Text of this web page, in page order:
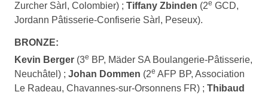
Zurcher Sàrl, Colombier) ; Tiffany Zbinden (2e GCD,
Jordann Pâtisserie-Confiserie Sàrl, Peseux).
BRONZE:
Kevin Berger (3e BP, Mäder SA Boulangerie-Pâtisserie,
Neuchâtel) ; Johan Dommen (2e AFP BP, Association
Le Radeau, Chavannes-sur-Orsonnens FR) ; Thibaud